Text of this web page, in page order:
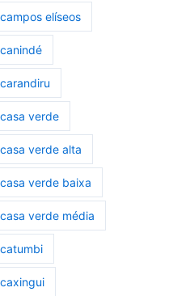
elíseos
verde
verde alta
verde baixa
verde média